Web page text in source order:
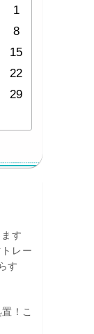
1
8
15
22
29
ます
レー
す
！こ